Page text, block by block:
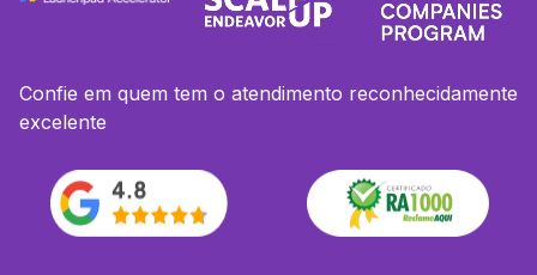
Confie em quem tem o atendimento reconhecidamente
excelente